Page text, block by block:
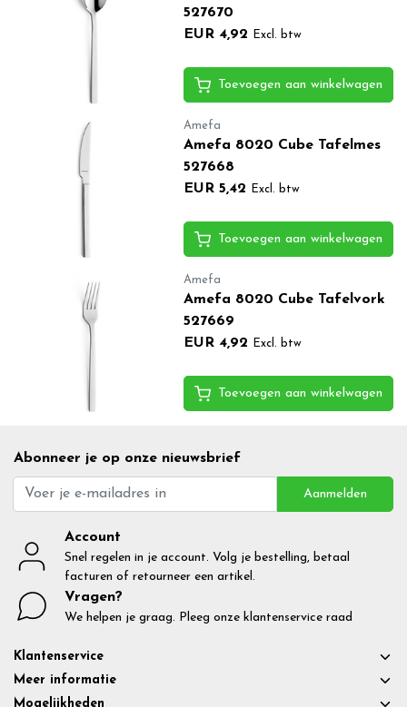
527670
EUR 4,92
Excl. btw
Toevoegen aan winkelwagen
Amefa
Amefa 8020 Cube Tafelmes
527668
EUR 5,42
Excl. btw
Toevoegen aan winkelwagen
Amefa
Amefa 8020 Cube Tafelvork
527669
EUR 4,92
Excl. btw
Toevoegen aan winkelwagen
Abonneer je op onze nieuwsbrief
Aanmelden
Account
Snel regelen in je account. Volg je bestelling, betaal
facturen of retourneer een artikel.
Vragen?
We helpen je graag. Pleeg onze klantenservice raad
Klantenservice
Meer informatie
Mogelijkheden